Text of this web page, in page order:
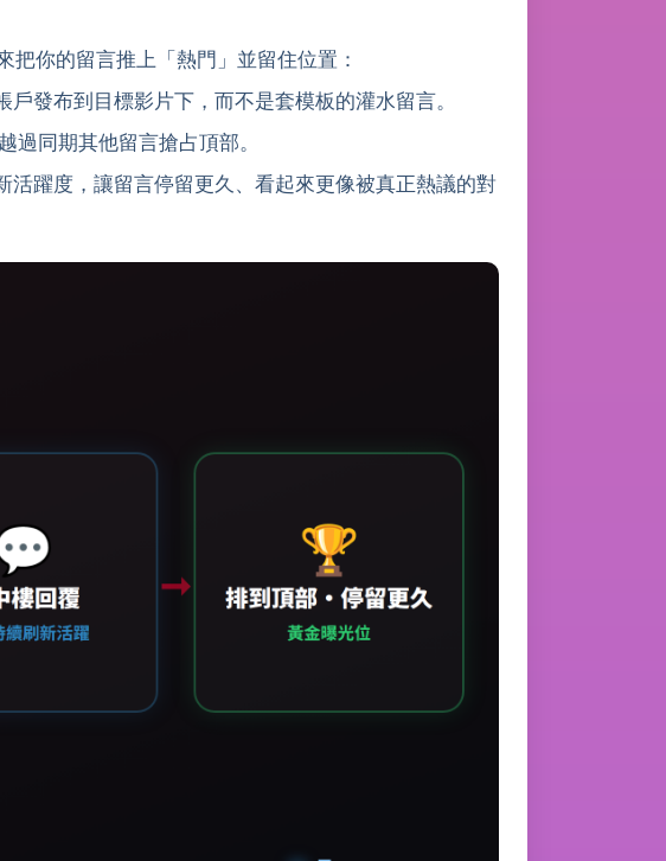
你的留言推上「熱門」並留住位置：
發布到目標影片下，而不是套模板的灌水留言。
同期其他留言搶占頂部。
躍度，讓留言停留更久、看起來更像被真正熱議的對